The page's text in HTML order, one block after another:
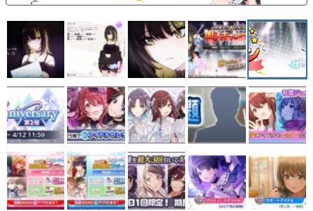
ゲームが変えた日本語
「経験値」「裏技」「ラスボス」… ゲームにまつわる言葉
の起源や用法の変遷を、コンピューター文化史研究家・タ
イニーP氏が徹底調査。
カテゴリ
特集記事
マンガ
女性向け
アプリレビュー